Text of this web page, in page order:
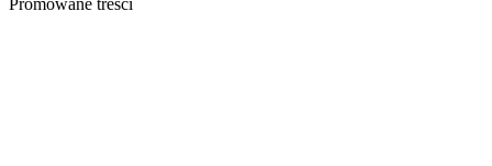
Promowane treści